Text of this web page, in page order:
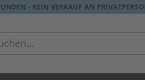
- KEIN VERKAUF AN